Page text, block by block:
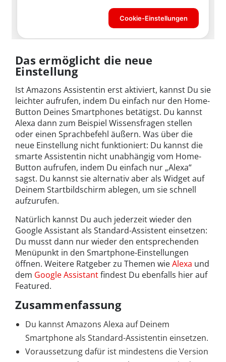
Das ermöglicht die neue
Einstellung
Ist Amazons Assistentin erst aktiviert, kannst Du sie
leichter aufrufen, indem Du einfach nur den Home-
Button Deines Smartphones betätigst. Du kannst
Alexa dann zum Beispiel Wissensfragen stellen
oder einen Sprachbefehl äußern. Was über die
neue Einstellung nicht funktioniert: Du kannst die
smarte Assistentin nicht unabhängig vom Home-
Button aufrufen, indem Du einfach nur „Alexa“
sagst. Du kannst sie alternativ aber als Widget auf
Deinem Startbildschirm ablegen, um sie schnell
aufzurufen.
Natürlich kannst Du auch jederzeit wieder den
Google Assistant als Standard-Assistent einsetzen:
Du musst dann nur wieder den entsprechenden
Menüpunkt in den Smartphone-Einstellungen
öffnen. Weitere Ratgeber zu Themen wieAlexa und
dem Google Assistantfindest Du ebenfalls hier auf
Featured.
Zusammenfassung
Du kannst Amazons Alexa auf Deinem
Smartphone als Standard-Assistentin einsetzen.
Voraussetzung dafür ist mindestens die Version